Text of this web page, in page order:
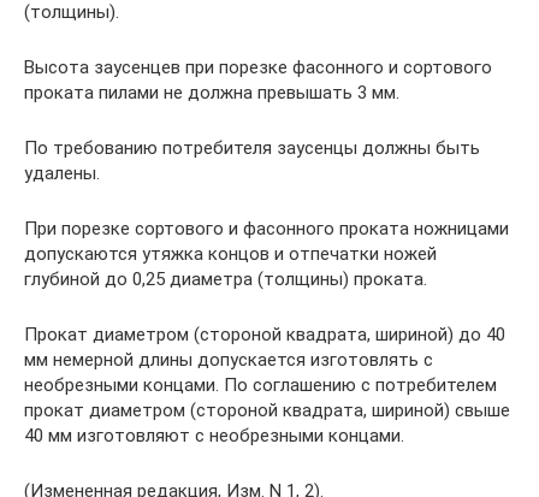
(толщины).
Высота заусенцев при порезке фасонного и сортового
проката пилами не должна превышать 3 мм.
По требованию потребителя заусенцы должны быть
удалены.
При порезке сортового и фасонного проката ножницами
допускаются утяжка концов и отпечатки ножей
глубиной до 0,25 диаметра (толщины) проката.
Прокат диаметром (стороной квадрата, шириной) до 40
мм немерной длины допускается изготовлять с
необрезными концами. По соглашению с потребителем
прокат диаметром (стороной квадрата, шириной) свыше
40 мм изготовляют с необрезными концами.
(Измененная редакция, Изм. N 1, 2).